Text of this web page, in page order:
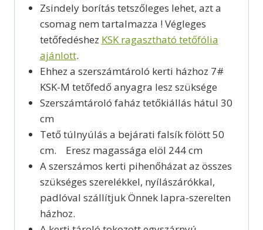
Zsindely borítás tetszőleges lehet, azt a
csomag nem tartalmazza ! Végleges
tetőfedéshez KSK ragasztható tetőfólia
ajánlott.
Ehhez a szerszámtároló kerti házhoz 7#
KSK-M tetőfedő anyagra lesz szüksége
Szerszámtároló faház tetőkiállás hátul 30
cm
Tető túlnyúlás a bejárati falsík fölött 50
cm. Eresz magassága elöl 244 cm
A szerszámos kerti pihenőházat az összes
szükséges szerelékkel, nyílászárókkal,
padlóval szállítjuk Önnek lapra-szerelten
házhoz.